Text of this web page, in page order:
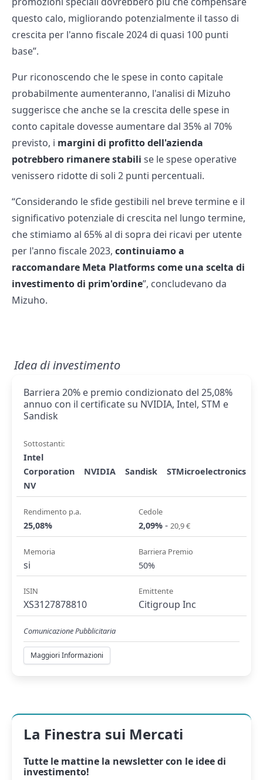
questo calo, migliorando potenzialmente il tasso di
crescita per l'anno fiscale 2024 di quasi 100 punti
base”.
Pur riconoscendo che le spese in conto capitale
probabilmente aumenteranno, l'analisi di Mizuho
suggerisce che anche se la crescita delle spese in
conto capitale dovesse aumentare dal 35% al 70%
previsto, i margini di profitto dell'azienda
potrebbero rimanere stabili se le spese operative
venissero ridotte di soli 2 punti percentuali.
“Considerando le sfide gestibili nel breve termine e il
significativo potenziale di crescita nel lungo termine,
che stimiamo al 65% al di sopra dei ricavi per utente
per l'anno fiscale 2023, continuiamo a
raccomandare Meta Platforms come una scelta di
investimento di prim'ordine”, concludevano da
Mizuho.
Idea di investimento
Barriera 20% e premio condizionato del 25,08%
annuo con il certificate su NVIDIA, Intel, STM e
Sandisk
Sottostanti:
Intel
Corporation
NVIDIA Sandisk
STMicroelectronics
NV
Rendimento p.a.
25,08%
Cedole
2,09% - 20,9 €
Memoria
si
Barriera Premio
50%
ISIN
XS3127878810
Emittente
Citigroup Inc
Comunicazione Pubblicitaria
Maggiori Informazioni
La Finestra sui Mercati
Tutte le mattine la newslettercon le idee di
investimento!